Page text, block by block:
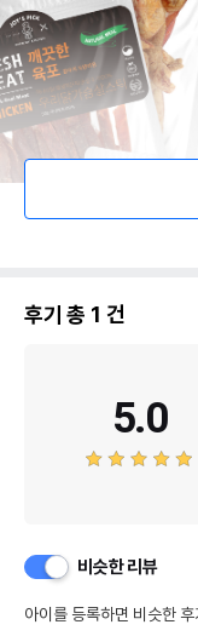
후기 총 1 건
5.0
비슷한 리뷰
아이를 등록하면 비슷한